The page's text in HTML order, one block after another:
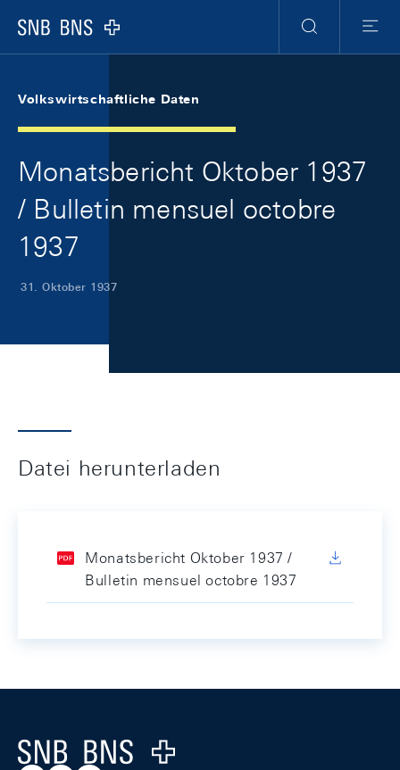
Logo
Suche
Menu
Volkswirtschaftliche Daten
Monatsbericht Oktober 1937
/ Bulletin mensuel octobre
1937
31. Oktober 1937
Datei herunterladen
Monatsbericht Oktober 1937 /
Bulletin mensuel octobre 1937
Logo